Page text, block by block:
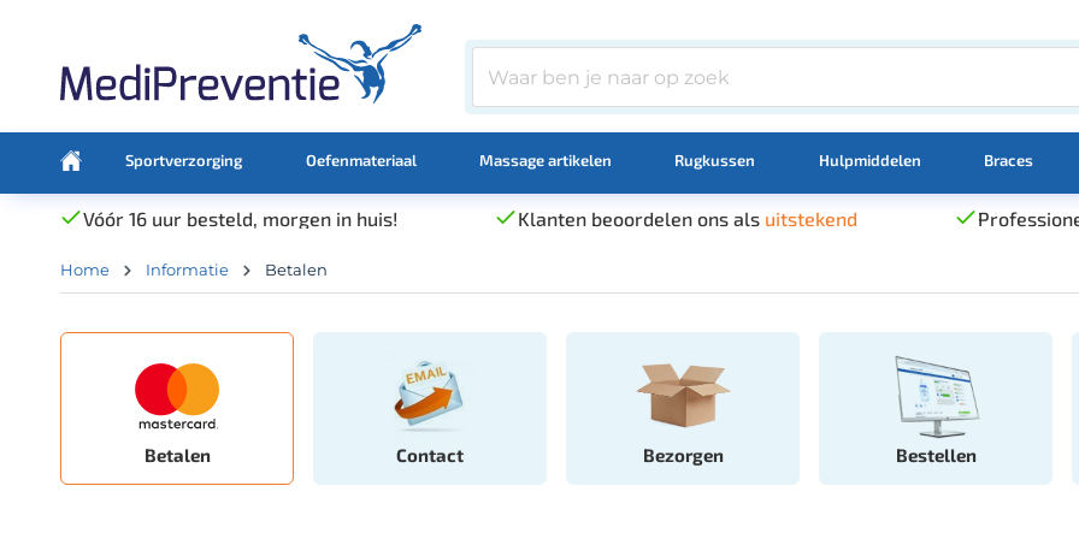
Sportverzorging Oefenmateriaal Massage artikelen Rugkussen Hulpmiddelen Braces
Vóór 16 uur besteld, morgen in huis! Klanten beoordelen ons als uitstekend
Home Informatie Betalen
Betalen Contact Bezorgen Bestellen